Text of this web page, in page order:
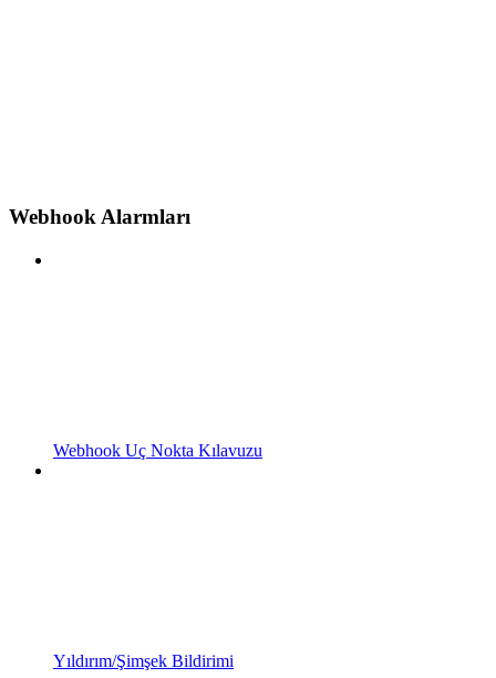
Webhook Alarmları
Webhook Uç Nokta Kılavuzu
Yıldırım/Şimşek Bildirimi